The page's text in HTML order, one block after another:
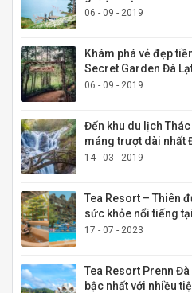
06 - 09 - 2019
Khám phá vẻ đẹp
Secret Garden Đà
06 - 09 - 2019
Đến khu du lịch
máng trượt dài nhất
14 - 03 - 2019
Tea Resort – Thiên
sức khỏe nổi tiếng
17 - 07 - 2023
Tea Resort Prenn
bậc nhất với nhiều